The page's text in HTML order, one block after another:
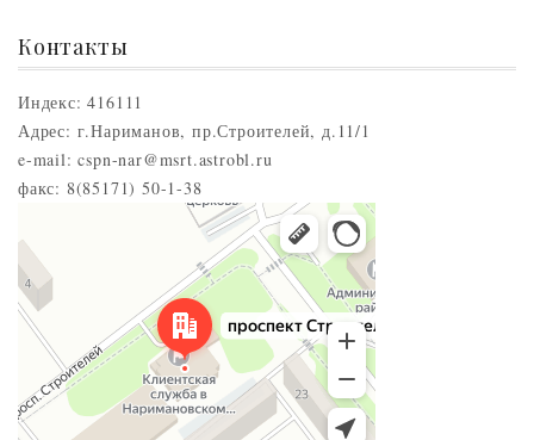
Контакты
Индекс: 416111
Адрес: г.Нариманов, пр.Строителей, д.11/1
e-mail: cspn-nar@msrt.astrobl.ru
факс: 8(85171) 50-1-38
Проспект Строителей, 5 — Яндекс.Карты